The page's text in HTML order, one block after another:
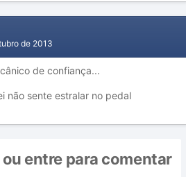
de 2013
de confiança...
não sente estralar no pedal
entre para comentar